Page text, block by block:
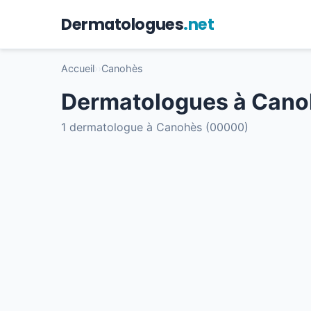
Dermatologues.net
Accueil Canohès
Dermatologues à
1 dermatologue à Canohès (00000)